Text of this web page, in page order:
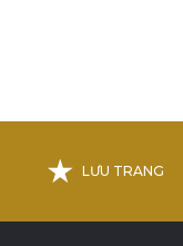
LƯU TRANG